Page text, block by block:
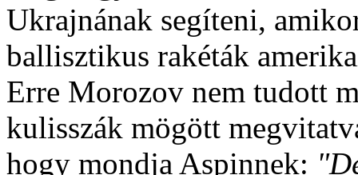
Ukrajnának segíteni,
ballisztikus rakéták
Erre Morozov nem tudott
kulisszák mögött
hogy mondja Aspinnek: